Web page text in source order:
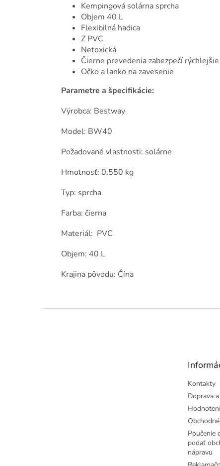
Kempingová solárna sprcha
Objem 40 L
Flexibilná hadica
Z PVC
Netoxická
Čierne prevedenia zabezpečí
Očko a lanko na zavesenie
Parametre a špecifikácie:
Výrobca: Bestway
Model: BW40
Požadované vlastnosti: solárne
Hmotnosť: 0,550 kg
Typ: sprcha
Farba: čierna
Materiál: PVC
Objem: 40 L
Krajina pôvodu: Čína
Kontakty
Doprava
Poučenie
podať
nápravu